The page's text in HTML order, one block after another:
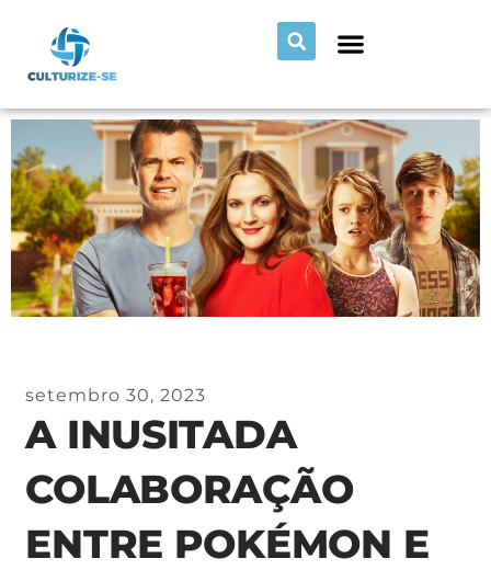
setembro 30, 2023
A INUSITADA
COLABORAÇÃO
ENTRE POKÉMON E